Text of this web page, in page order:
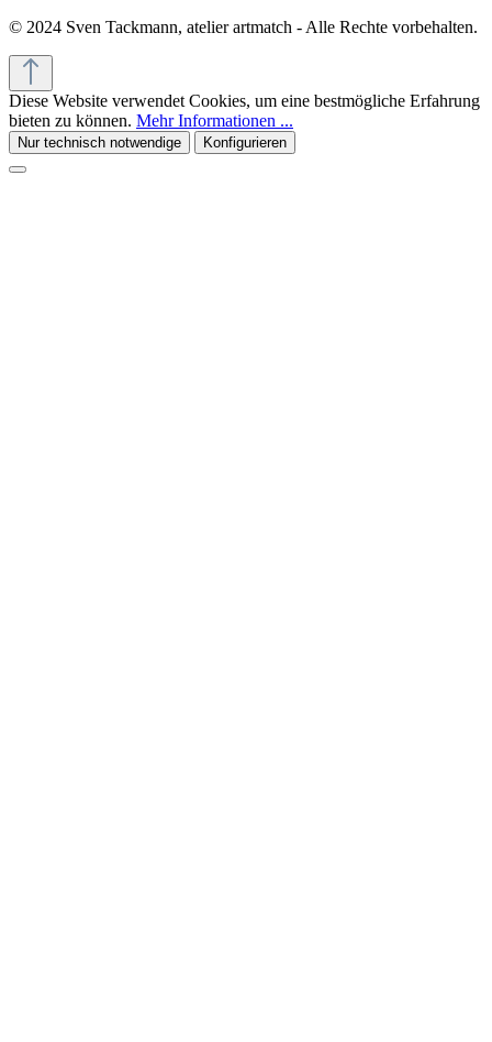
© 2024 Sven Tackmann, atelier artmatch - Alle Rechte vorbehalten.
Diese Website verwendet Cookies, um eine bestmögliche Erfahrung
bieten zu können. Mehr Informationen ...
Nur technisch notwendige Konfigurieren